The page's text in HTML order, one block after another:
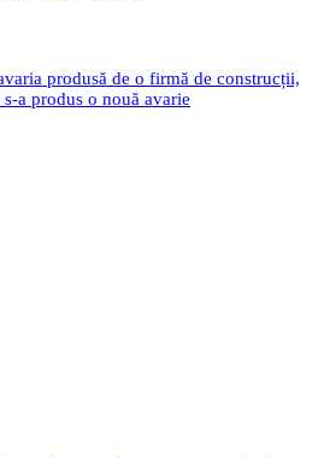
produsă de o firmă de construcții,
a produs o nouă avarie